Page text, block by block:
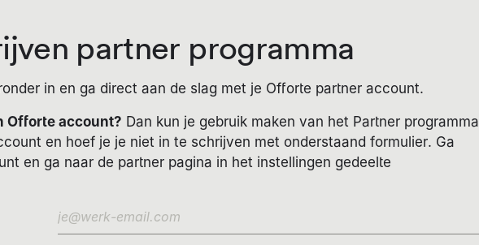
partner programma
in en ga direct aan de slag met je Offorte partner account.
Offorte account? Dan kun je gebruik maken van het Partner programma
en hoef je je niet in te schrijven met onderstaand formulier. Ga
en ga naar de partner pagina in het instellingen gedeelte